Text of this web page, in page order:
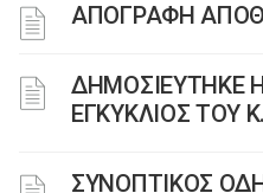
ΑΠΟΓΡΑΦΗ
ΔΗΜΟΣΙΕΥΤΗΚΕ
ΕΓΚΥΚΛΙΟΣ ΤΟΥ
ΣΥΝΟΠΤΙΚΟΣ